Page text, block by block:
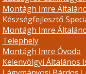
Montágh Imre
Készségfejlesztő
Montágh Imre
Telephely
Montágh Imre Óvoda
Kelenvölgyi Általános